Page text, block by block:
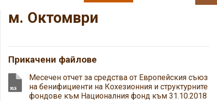
м. Октомври
Прикачени файлове
Месечен отчет за средства от Европейския съюз
на бенифициенти на Кохезионния и структурните
фондове към Националния фонд към 31.10.2018